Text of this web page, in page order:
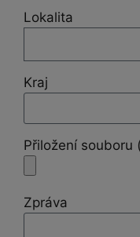
Lokalita
Kraj
Přiložení souboru
Zpráva